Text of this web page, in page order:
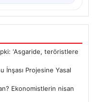
‘Asgaride, teröristlere
İnşası Projesine Yasal
Ekonomistlerin nisan